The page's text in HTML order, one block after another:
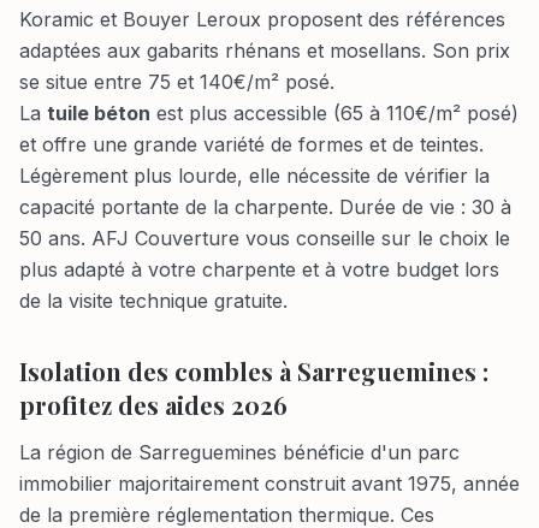
Koramic et Bouyer Leroux proposent des références
adaptées aux gabarits rhénans et mosellans. Son prix
se situe entre 75 et 140€/m² posé.
La tuile béton est plus accessible (65 à 110€/m² posé)
et offre une grande variété de formes et de teintes.
Légèrement plus lourde, elle nécessite de vérifier la
capacité portante de la charpente. Durée de vie : 30 à
50 ans. AFJ Couverture vous conseille sur le choix le
plus adapté à votre charpente et à votre budget lors
de la visite technique gratuite.
Isolation des combles à Sarreguemines :
profitez des aides 2026
La région de Sarreguemines bénéficie d'un parc
immobilier majoritairement construit avant 1975, année
de la première réglementation thermique. Ces